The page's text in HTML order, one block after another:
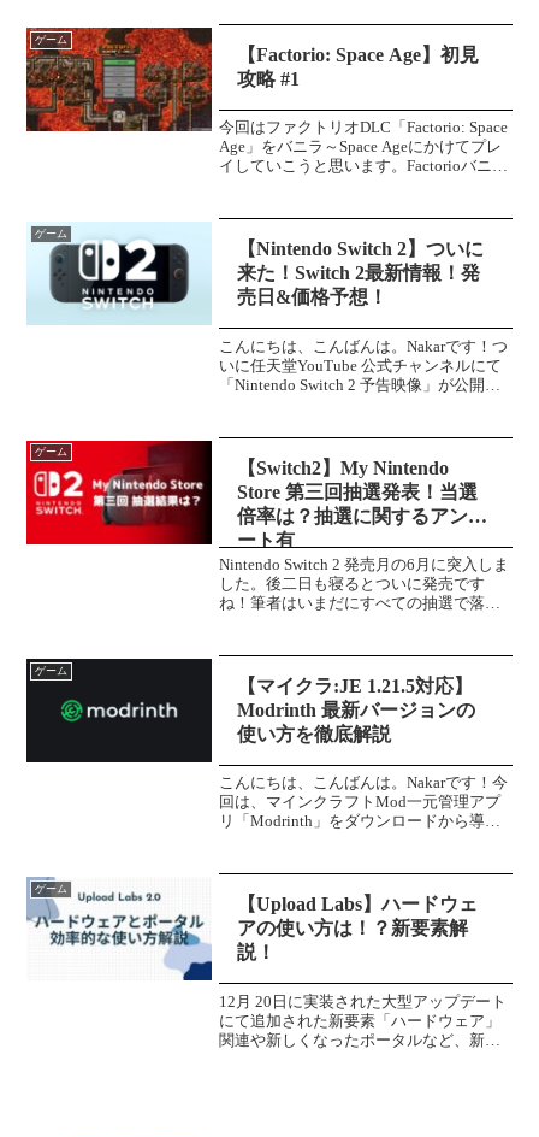
こちら／ランク戦ロールバックとは！？
ランク戦ロー...
ゲーム
【Factorio: Space Age】初見
攻略 #1
今回はファクトリオDLC「Factorio: Space
Age」をバニラ～Space Ageにかけてプレ
イしていこうと思います。Factorioバニラ
発射に向けて頑張...
ゲーム
【Nintendo Switch 2】ついに
来た！Switch 2最新情報！発
売日&価格予想！
こんにちは、こんばんは。Nakarです！つ
いに任天堂YouTube 公式チャンネルにて
「Nintendo Switch 2 予告映像」が公開さ
記されてい...
ゲーム
【Switch2】My Nintendo
Store 第三回抽選発表！当選
倍率は？抽選に関するアンケ
ート有
Nintendo Switch 2 発売月の6月に突入しま
した。後二日も寝るとついに発売です
ね！筆者はいまだにすべての抽選で落選
様々な店舗で抽選が行われていますが、
本日「...
ゲーム
【マイクラ:JE 1.21.5対応】
Modrinth 最新バージョンの
使い方を徹底解説
こんにちは、こんばんは。Nakarです！今
回は、マインクラフトMod一元管理アプ
リ「Modrinth」をダウンロードから導入
クラフト統合版ではできません。
※Modr...
ゲーム
【Upload Labs】ハードウェ
アの使い方は！？新要素解
説！
12月 20日に実装された大型アップデート
にて追加された新要素「ハードウェア」
関連や新しくなったポータルなど、新要